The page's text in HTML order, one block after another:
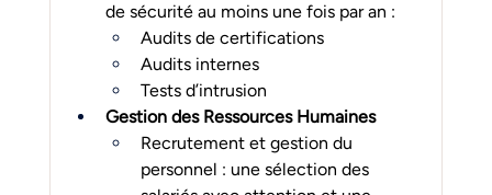
de sécurité au moins une fois par an :
Audits de certifications
Audits internes
Tests d’intrusion
Gestion des Ressources Humaines
Recrutement et gestion du
personnel : une sélection des